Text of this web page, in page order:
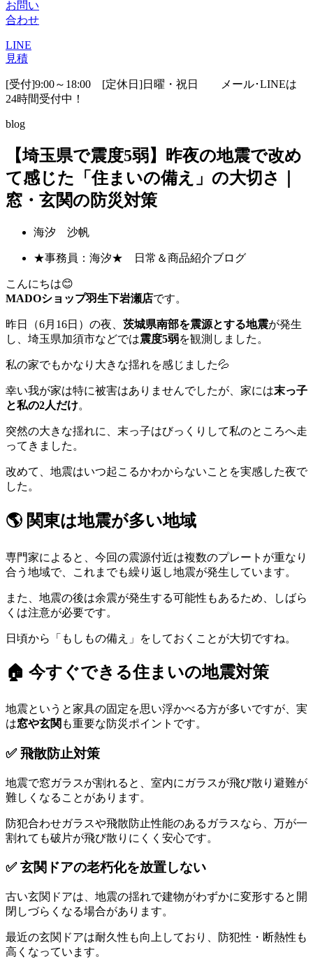
お問い
合わせ
LINE
見積
[受付]9:00～18:00 [定休日]日曜・祝日
メール･LINEは
24時間受付中！
blog
【埼玉県で震度5弱】昨夜の地震で改め
て感じた「住まいの備え」の大切さ｜
窓・玄関の防災対策
海汐 沙帆
★事務員：海汐★ 日常＆商品紹介ブログ
こんにちは😊
MADOショップ羽生下岩瀬店です。
昨日（6月16日）の夜、 茨城県南部を震源とする地震が発生
し、埼玉県加須市などでは震度5弱を観測しました。
私の家でもかなり大きな揺れを感じました💦
幸い我が家は特に被害はありませんでしたが、家には末っ子
と私の2人だけ。
突然の大きな揺れに、末っ子はびっくりして私のところへ走
ってきました。
改めて、地震はいつ起こるかわからないことを実感した夜で
した。
🌎 関東は地震が多い地域
専門家によると、今回の震源付近は複数のプレートが重なり
合う地域で、これまでも繰り返し地震が発生しています。
また、地震の後は余震が発生する可能性もあるため、しばら
くは注意が必要です。
日頃から「もしもの備え」をしておくことが大切ですね。
🏠 今すぐできる住まいの地震対策
地震というと家具の固定を思い浮かべる方が多いですが、実
は窓や玄関 も重要な防災ポイントです。
✅ 飛散防止対策
地震で窓ガラスが割れると、室内にガラスが飛び散り避難が
難しくなることがあります。
防犯合わせガラスや飛散防止性能のあるガラスなら、万が一
割れても破片が飛び散りにくく安心です。
✅ 玄関ドアの老朽化を放置しない
古い玄関ドアは、地震の揺れで建物がわずかに変形すると開
閉しづらくなる場合があります。
最近の玄関ドアは耐久性も向上しており、防犯性・断熱性も
高くなっています。